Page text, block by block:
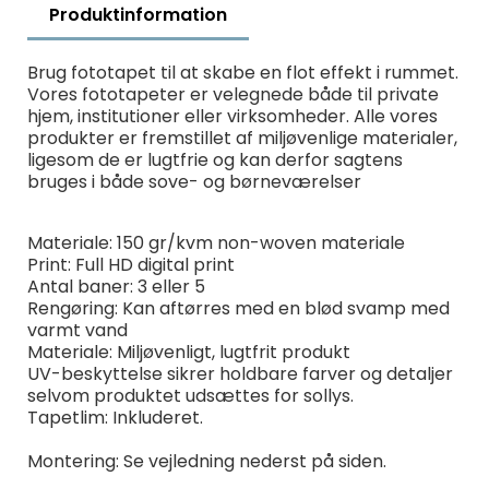
Produktinformation
Brug fototapet til at skabe en flot effekt i rummet.
Vores fototapeter er velegnede både til private
hjem, institutioner eller virksomheder. Alle vores
produkter er fremstillet af miljøvenlige materialer,
ligesom de er lugtfrie og kan derfor sagtens
bruges i både sove- og børneværelser
Materiale: 150 gr/kvm non-woven materiale
Print: Full HD digital print
Antal baner: 3 eller 5
Rengøring: Kan aftørres med en blød svamp med
varmt vand
Materiale: Miljøvenligt, lugtfrit produkt
UV-beskyttelse sikrer holdbare farver og detaljer
selvom produktet udsættes for sollys.
Tapetlim: Inkluderet.
Montering: Se vejledning nederst på siden.